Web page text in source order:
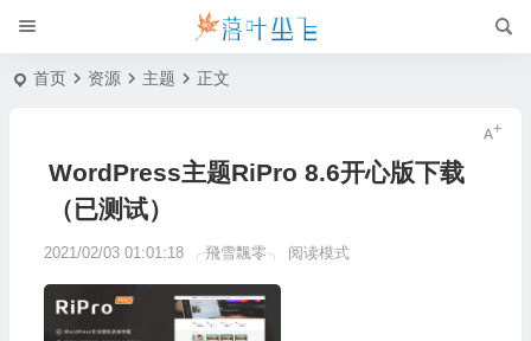
首页 资源 主题 正文
WordPress主题RiPro 8.6开心版下载
（已测试）
2021/02/03 01:01:18 ╭飛雪飄零╮ 阅读模式